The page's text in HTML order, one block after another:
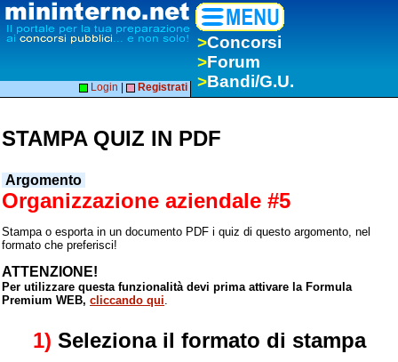
>Concorsi
>Forum
>Bandi/G.U.
Login Registrati
STAMPA QUIZ IN PDF
Argomento
Organizzazione aziendale #5
Stampa o esporta in un documento PDF i quiz di questo argomento, nel
formato che preferisci!
ATTENZIONE!
Per utilizzare questa funzionalità devi prima attivare la Formula
Premium WEB, cliccando qui
1) Seleziona il formato di stampa